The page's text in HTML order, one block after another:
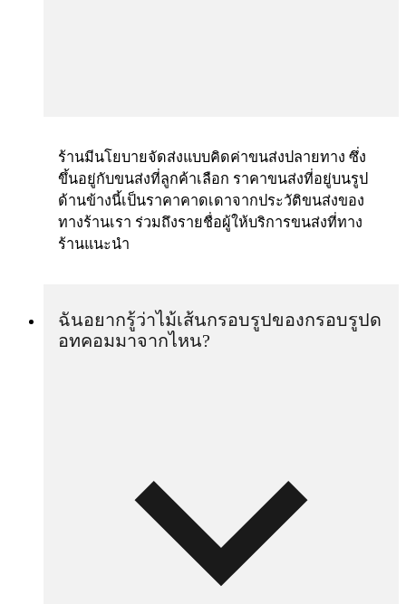
ร้านมีนโยบายจัดส่งแบบคิดค่าขนส่งปลายทาง ซึ่ง
ขึ้นอยู่กับขนส่งที่ลูกค้าเลือก ราคาขนส่งที่อยู่บนรูป
ด้านข้างนี้เป็นราคาคาดเดาจากประวัติขนส่งของ
ทางร้านเรา ร่วมถึงรายชื่อผู้ให้บริการขนส่งที่ทาง
ร้านแนะนำ
ฉันอยากรู้ว่าไม้เส้นกรอบรูปของกรอบรูปด
อทคอมมาจากไหน?